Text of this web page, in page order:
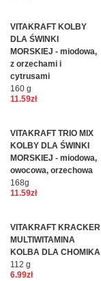
VITAKRAFT KOLBY
DLA ŚWINKI
MORSKIEJ - miodowa,
z orzechami i
cytrusami
160 g
11.59zł
VITAKRAFT TRIO MIX
KOLBY DLA ŚWINKI
MORSKIEJ - miodowa,
owocowa, orzechowa
168g
11.59zł
VITAKRAFT KRACKER
MULTIWITAMINA
KOLBA DLA CHOMIKA
112 g
6.99zł